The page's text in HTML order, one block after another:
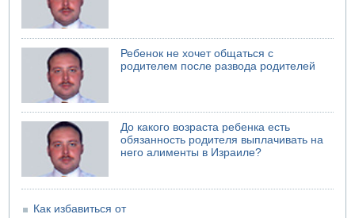
Ребенок не хочет общаться с
родителем после развода родителей
До какого возраста ребенка есть
обязанность родителя выплачивать на
него алименты в Израиле?
Как избавиться от